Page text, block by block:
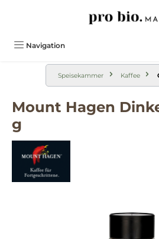
Navigation
Speisekammer Kaffee
Mount Hagen
g